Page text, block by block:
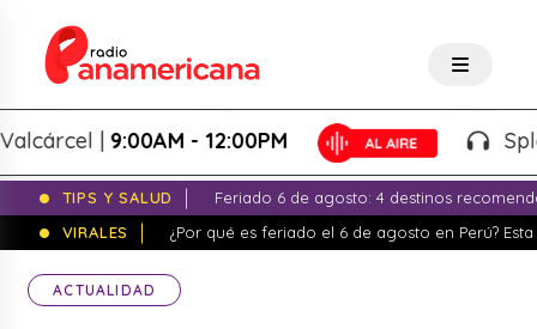
|9:00AM - 12:00PM
TIPS Y SALUD
Feriado 6 de agosto: 4 destinos
VIRALES
¿Por qué es feriado el 6 de agosto en Perú?
ACTUALIDAD